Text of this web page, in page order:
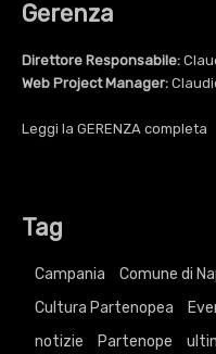
Gerenza
Direttore Responsabile:
Web Project Manager:
Leggi la GERENZA completa
Tag
Campania Comune di
Cultura Partenopea
notizie
Partenope